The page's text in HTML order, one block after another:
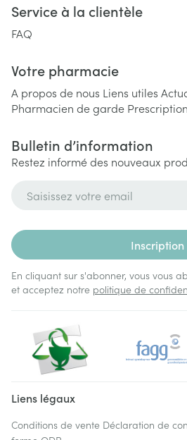
Service à la clientèle
FAQ
Votre pharmacie
A propos de nous Liens utiles
Pharmacien de garde Prescription
Bulletin d’information
Restez informé des nouveaux
Inscription
En cliquant sur s'abonner, vous vous
et acceptez notre politique de
Liens légaux
Conditions de vente Déclaration de